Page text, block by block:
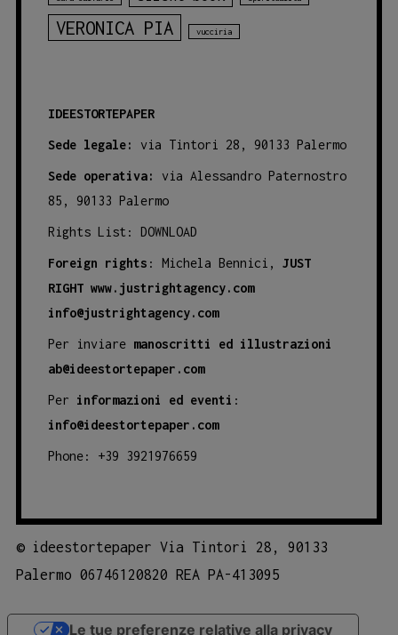
VERONICA PIA vucciria
IDEESTORTEPAPER
Sede legale: via Tintori 28, 90133 Palermo
Sede operativa:
via Alessandro Paternostro
85, 90133 Palermo
Rights List: DOWNLOAD
Foreign rights : Michela Bennici, JUST
RIGHT www.justrightagency.com
info@justrightagency.com
Per inviare manoscritti ed illustrazioni
ab@ideestortepaper.com
Per informazioni ed eventi :
info@ideestortepaper.com
Phone: +39 3921976659
© ideestortepaper Via Tintori 28, 90133
Palermo 06746120820 REA PA-413095
Le tue preferenze relative alla privacy